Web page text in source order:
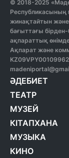
© 2018-2025
Республикасының
жинақтайтын
бағыттағы
ақпараттық
Ақпарат және
KZ09VPY00109962
ӘДЕБИЕТ
ТЕАТР
МУЗЕЙ
КІТАПХАНА
МУЗЫКА
КИНО